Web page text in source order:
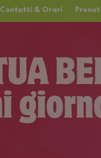
Contatti & Orari